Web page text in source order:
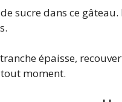
de sucre dans ce
tranche épaisse,
moment.